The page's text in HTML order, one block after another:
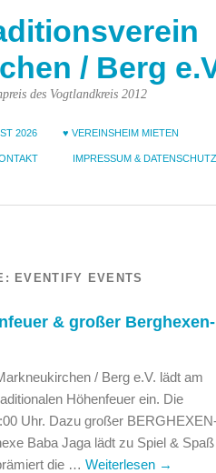
2026 ♥ VEREINSHEIM MIETEN
IMPRESSUM & DATENSCHUTZ
/ Berg
des Vogtlandkreis 2012
EVENTIFY EVENTS
& großer Berghexen-
/ Berg e.V. lädt am
Höhenfeuer ein. Die
Uhr. Dazu großer
Baba Jaga lädt zu Spiel &
die … Weiterlesen →